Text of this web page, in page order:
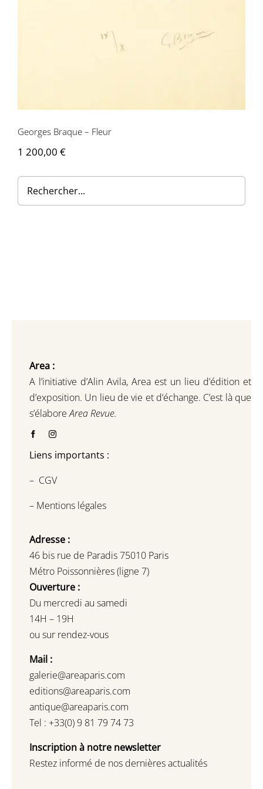
Georges Braque – Fleur
1 200,00 €
Area :
A l’initiative d’Alin Avila, Area est un lieu d’édition et
d’exposition. Un lieu de vie et d’échange. C’est là que
s’élaboreArea Revue.
Liens importants :
– CGV
– Mentions légales
Adresse :
46 bis rue de Paradis 75010 Paris
Métro Poissonnières (ligne 7)
Ouverture :
Du mercredi au samedi
14H – 19H
ou sur rendez-vous
Mail :
galerie@areaparis.com
editions@areaparis.com
antique@areaparis.com
Tel : +33(0) 9 81 79 74 73
Inscription à notre newsletter
Restez informé de nos dernières actualités